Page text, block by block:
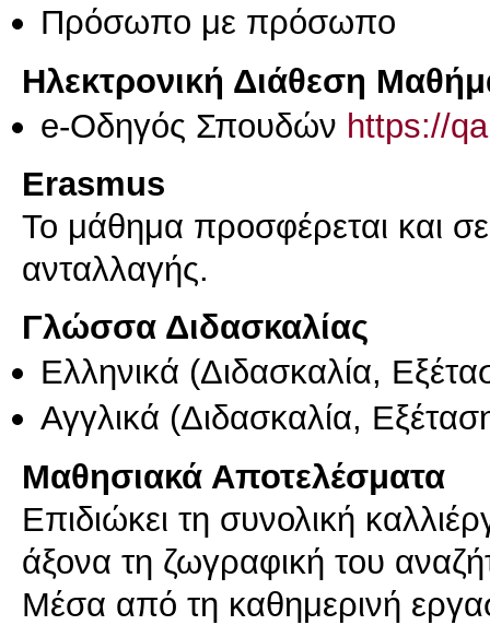
Πρόσωπο με πρόσωπο
Ηλεκτρονική Διάθεση
e-Οδηγός Σπουδών https://
Erasmus
Το μάθημα προσφέρεται και
ανταλλαγής.
Γλώσσα Διδασκαλίας
Ελληνικά (Διδασκαλία,
Αγγλικά (Διδασκαλία,
Μαθησιακά Αποτελέσματα
Επιδιώκει τη συνολική
άξονα τη ζωγραφική του
Μέσα από τη καθημερινή